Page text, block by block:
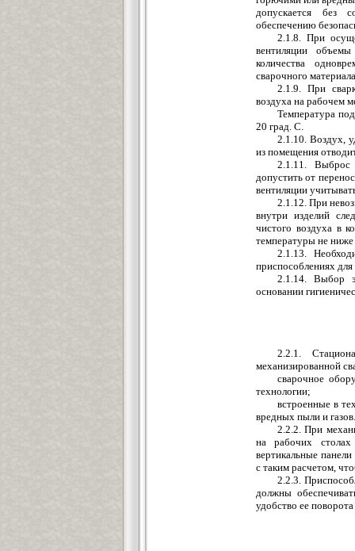
допускается без
обеспечению
2.1.8. При
вентиляции
количества
сварочного
2.1.9. При
воздуха на рабочем
Температура
20 град. C.
2.1.10. Воздух,
из помещения
2.1.11. Выброс
допустить от
вентиляции
2.1.12. При
внутри изделий
чистого воздуха в
температуры не ниже
2.1.13.
приспособлениях
2.1.14. Выбор
основании
2.2.1.
механизированной
сварочное
технологии;
встроенные в
вредных пыли и газов.
2.2.2. При
на рабочих
вертикальные
с таким расчетом,
2.2.3.
должны
удобство ее